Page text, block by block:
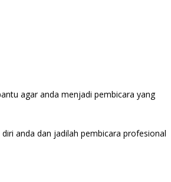
agar anda menjadi pembicara yang
anda dan jadilah pembicara profesional